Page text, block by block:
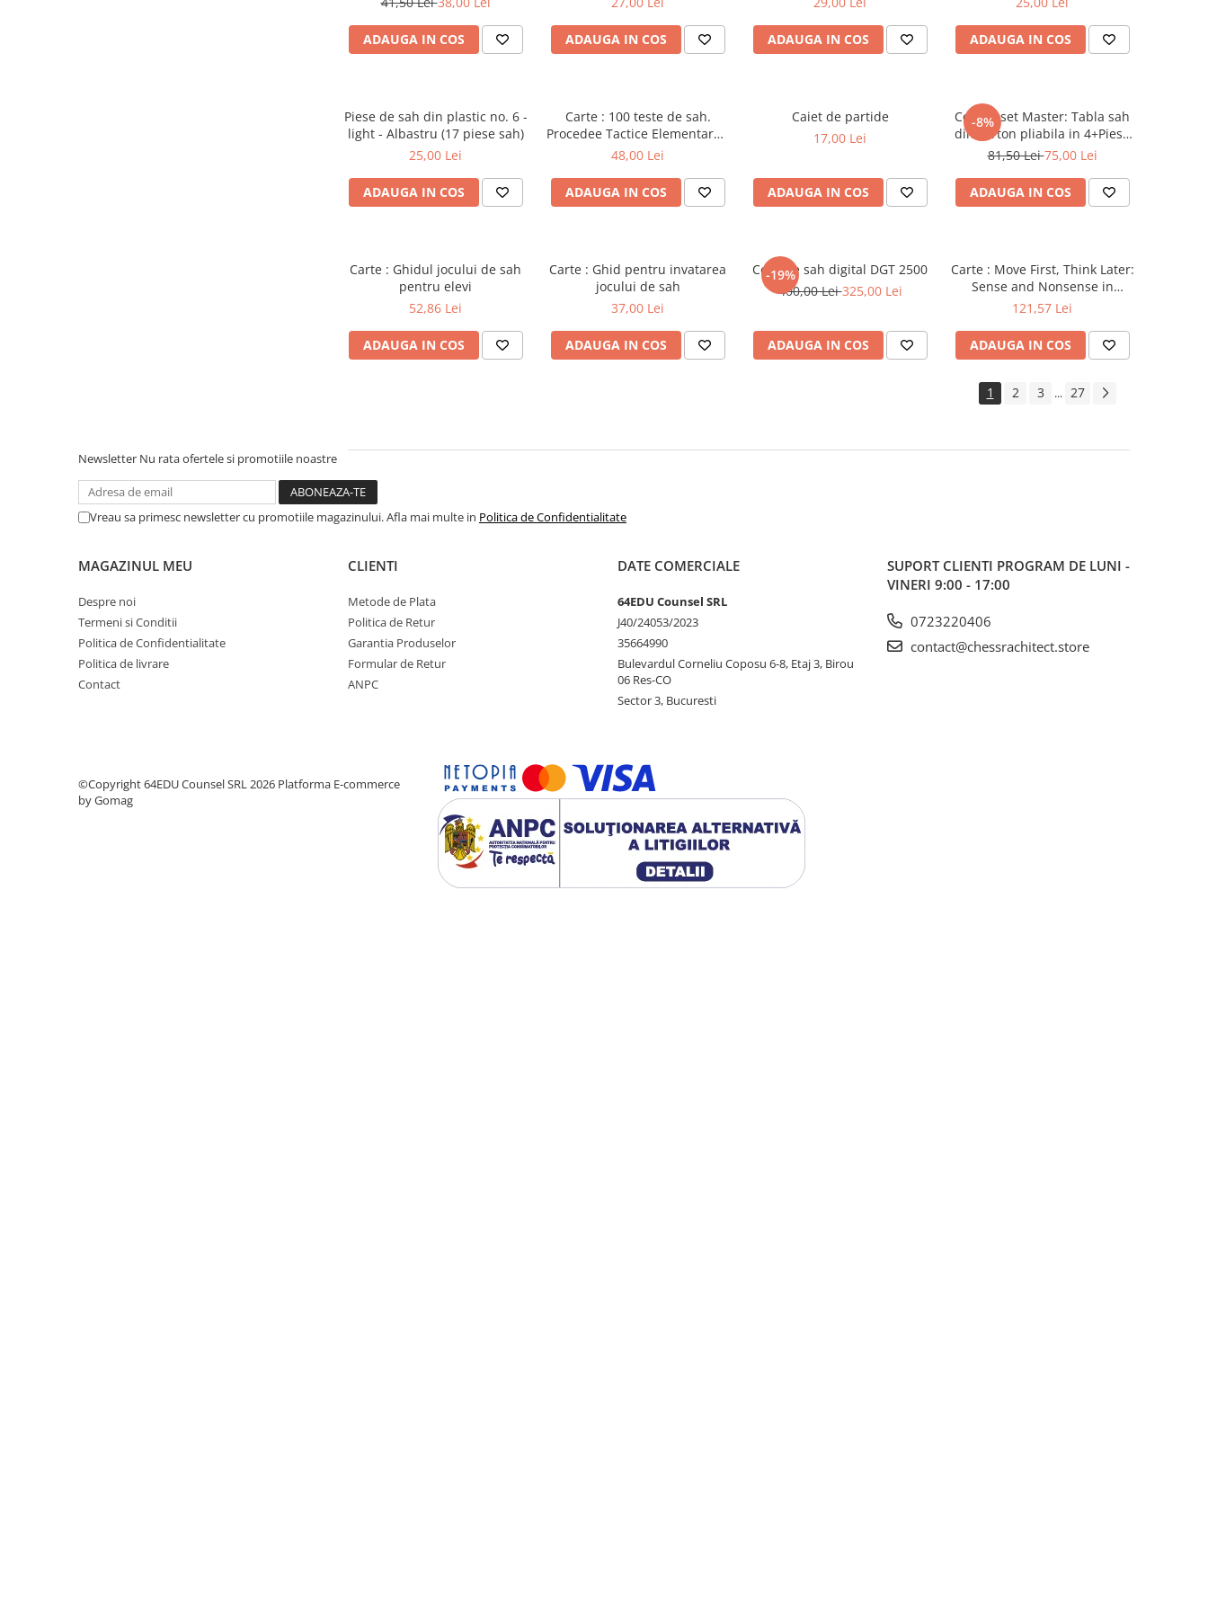
Caiete Partida
Carti De Sah
Conținut Video
Universul Chess Architect
Kit Chess Architect
ADAUGA IN COS ADAUGA IN COS ADAUGA IN COS ADAUGA IN COS
Piese de sah din plastic no. 6 -
light - Albastru (17 piese sah)
25,00 Lei
ADAUGA IN COS
Carte : 100 teste de sah.
Procedee Tactice Elementare /
M. Ceteras
48,00 Lei
ADAUGA IN COS
Caiet de partide
17,00 Lei
ADAUGA IN COS
-8%
Combo set Master: Tabla sah
din carton pliabila in 4+Piese
de sah din plastic no. 6
81,50 Lei75,00 Lei
ADAUGA IN COS
Carte : Ghidul jocului de sah
pentru elevi
52,86 Lei
ADAUGA IN COS
Carte : Ghid pentru invatarea
jocului de sah
37,00 Lei
ADAUGA IN COS
-19%
Ceas de sah digital DGT 2500
400,00 Lei325,00 Lei
ADAUGA IN COS
Carte : Move First, Think Later:
Sense and Nonsense in
Improving Your Chess, Willy
121,57 Lei
ADAUGA IN COS
1 2 3 ... 27
Newsletter Nu rata ofertele si promotiile noastre
Vreau sa primesc newsletter cu promotiile magazinului. Afla mai multe in Politica de Confidentialitate
MAGAZINUL MEU
Despre noi
Termeni si Conditii
Politica de Confidentialitate
Politica de livrare
Contact
CLIENTI
Metode de Plata
Politica de Retur
Garantia Produselor
Formular de Retur
ANPC
DATE COMERCIALE
64EDU Counsel SRL
J40/24053/2023
35664990
Bulevardul Corneliu Coposu 6-8, Etaj 3, Birou
06 Res-CO
Sector 3, Bucuresti
SUPORT CLIENTI PROGRAM DE LUNI -
VINERI 9:00 - 17:00
0723220406
contact@chessrachitect.store
©Copyright 64EDU Counsel SRL 2026 Platforma E-commerce
by Gomag